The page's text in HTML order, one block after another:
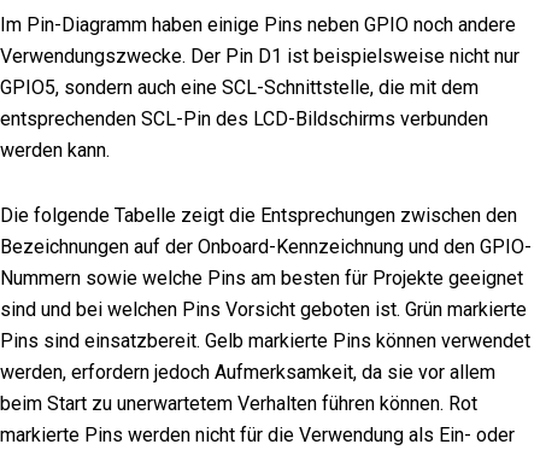
Im Pin-Diagramm haben einige Pins neben GPIO noch andere
Verwendungszwecke. Der Pin D1 ist beispielsweise nicht nur
GPIO5, sondern auch eine SCL-Schnittstelle, die mit dem
entsprechenden SCL-Pin des LCD-Bildschirms verbunden
werden kann.
Die folgende Tabelle zeigt die Entsprechungen zwischen den
Bezeichnungen auf der Onboard-Kennzeichnung und den GPIO-
Nummern sowie welche Pins am besten für Projekte geeignet
sind und bei welchen Pins Vorsicht geboten ist. Grün markierte
Pins sind einsatzbereit. Gelb markierte Pins können verwendet
werden, erfordern jedoch Aufmerksamkeit, da sie vor allem
beim Start zu unerwartetem Verhalten führen können. Rot
markierte Pins werden nicht für die Verwendung als Ein- oder